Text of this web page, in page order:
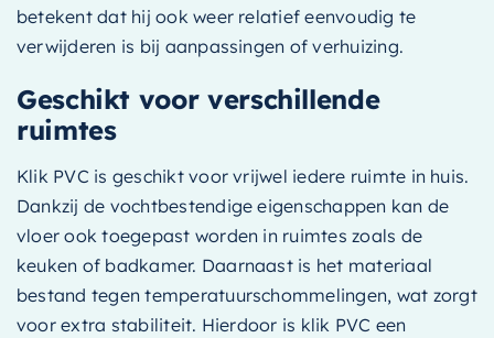
betekent dat hij ook weer relatief eenvoudig te
verwijderen is bij aanpassingen of verhuizing.
Geschikt voor verschillende
ruimtes
Klik PVC is geschikt voor vrijwel iedere ruimte in huis.
Dankzij de vochtbestendige eigenschappen kan de
vloer ook toegepast worden in ruimtes zoals de
keuken of badkamer. Daarnaast is het materiaal
bestand tegen temperatuurschommelingen, wat zorgt
voor extra stabiliteit. Hierdoor is klik PVC een